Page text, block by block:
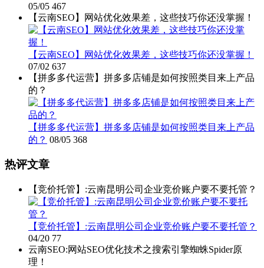
05/05 467
【云南SEO】网站优化效果差，这些技巧你还没掌握！
【云南SEO】网站优化效果差，这些技巧你还没掌握！
07/02 637
【拼多多代运营】拼多多店铺是如何按照类目来上产品
的？
【拼多多代运营】拼多多店铺是如何按照类目来上产品
的？ 08/05 368
热评文章
【竞价托管】:云南昆明公司企业竞价账户要不要托管？
【竞价托管】:云南昆明公司企业竞价账户要不要托管？
04/20 77
云南SEO:网站SEO优化技术之搜索引擎蜘蛛Spider原
理！